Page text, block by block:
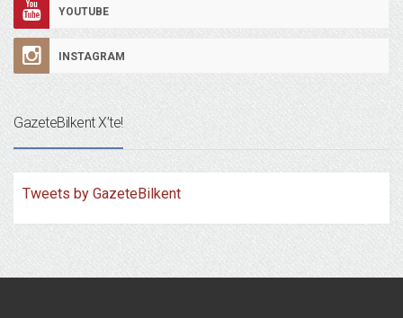
YOUTUBE
INSTAGRAM
GazeteBilkent X’te!
Tweets by GazeteBilkent